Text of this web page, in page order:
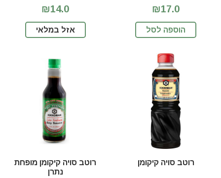
₪17.0
הוספה לסל
₪14.0
אזל במלאי
רוטב סויה קיקומן
רוטב סויה קיקומן מופחת
נתרן